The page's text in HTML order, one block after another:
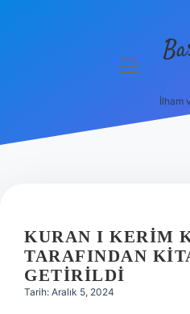
Hakkımızda
menüyü
İlham
KURAN I KERIM
TARAFINDAN
GETIRILDI
Tarih: Aralık 5, 2024